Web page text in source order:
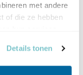
met andere
of die ze hebben
Details tonen